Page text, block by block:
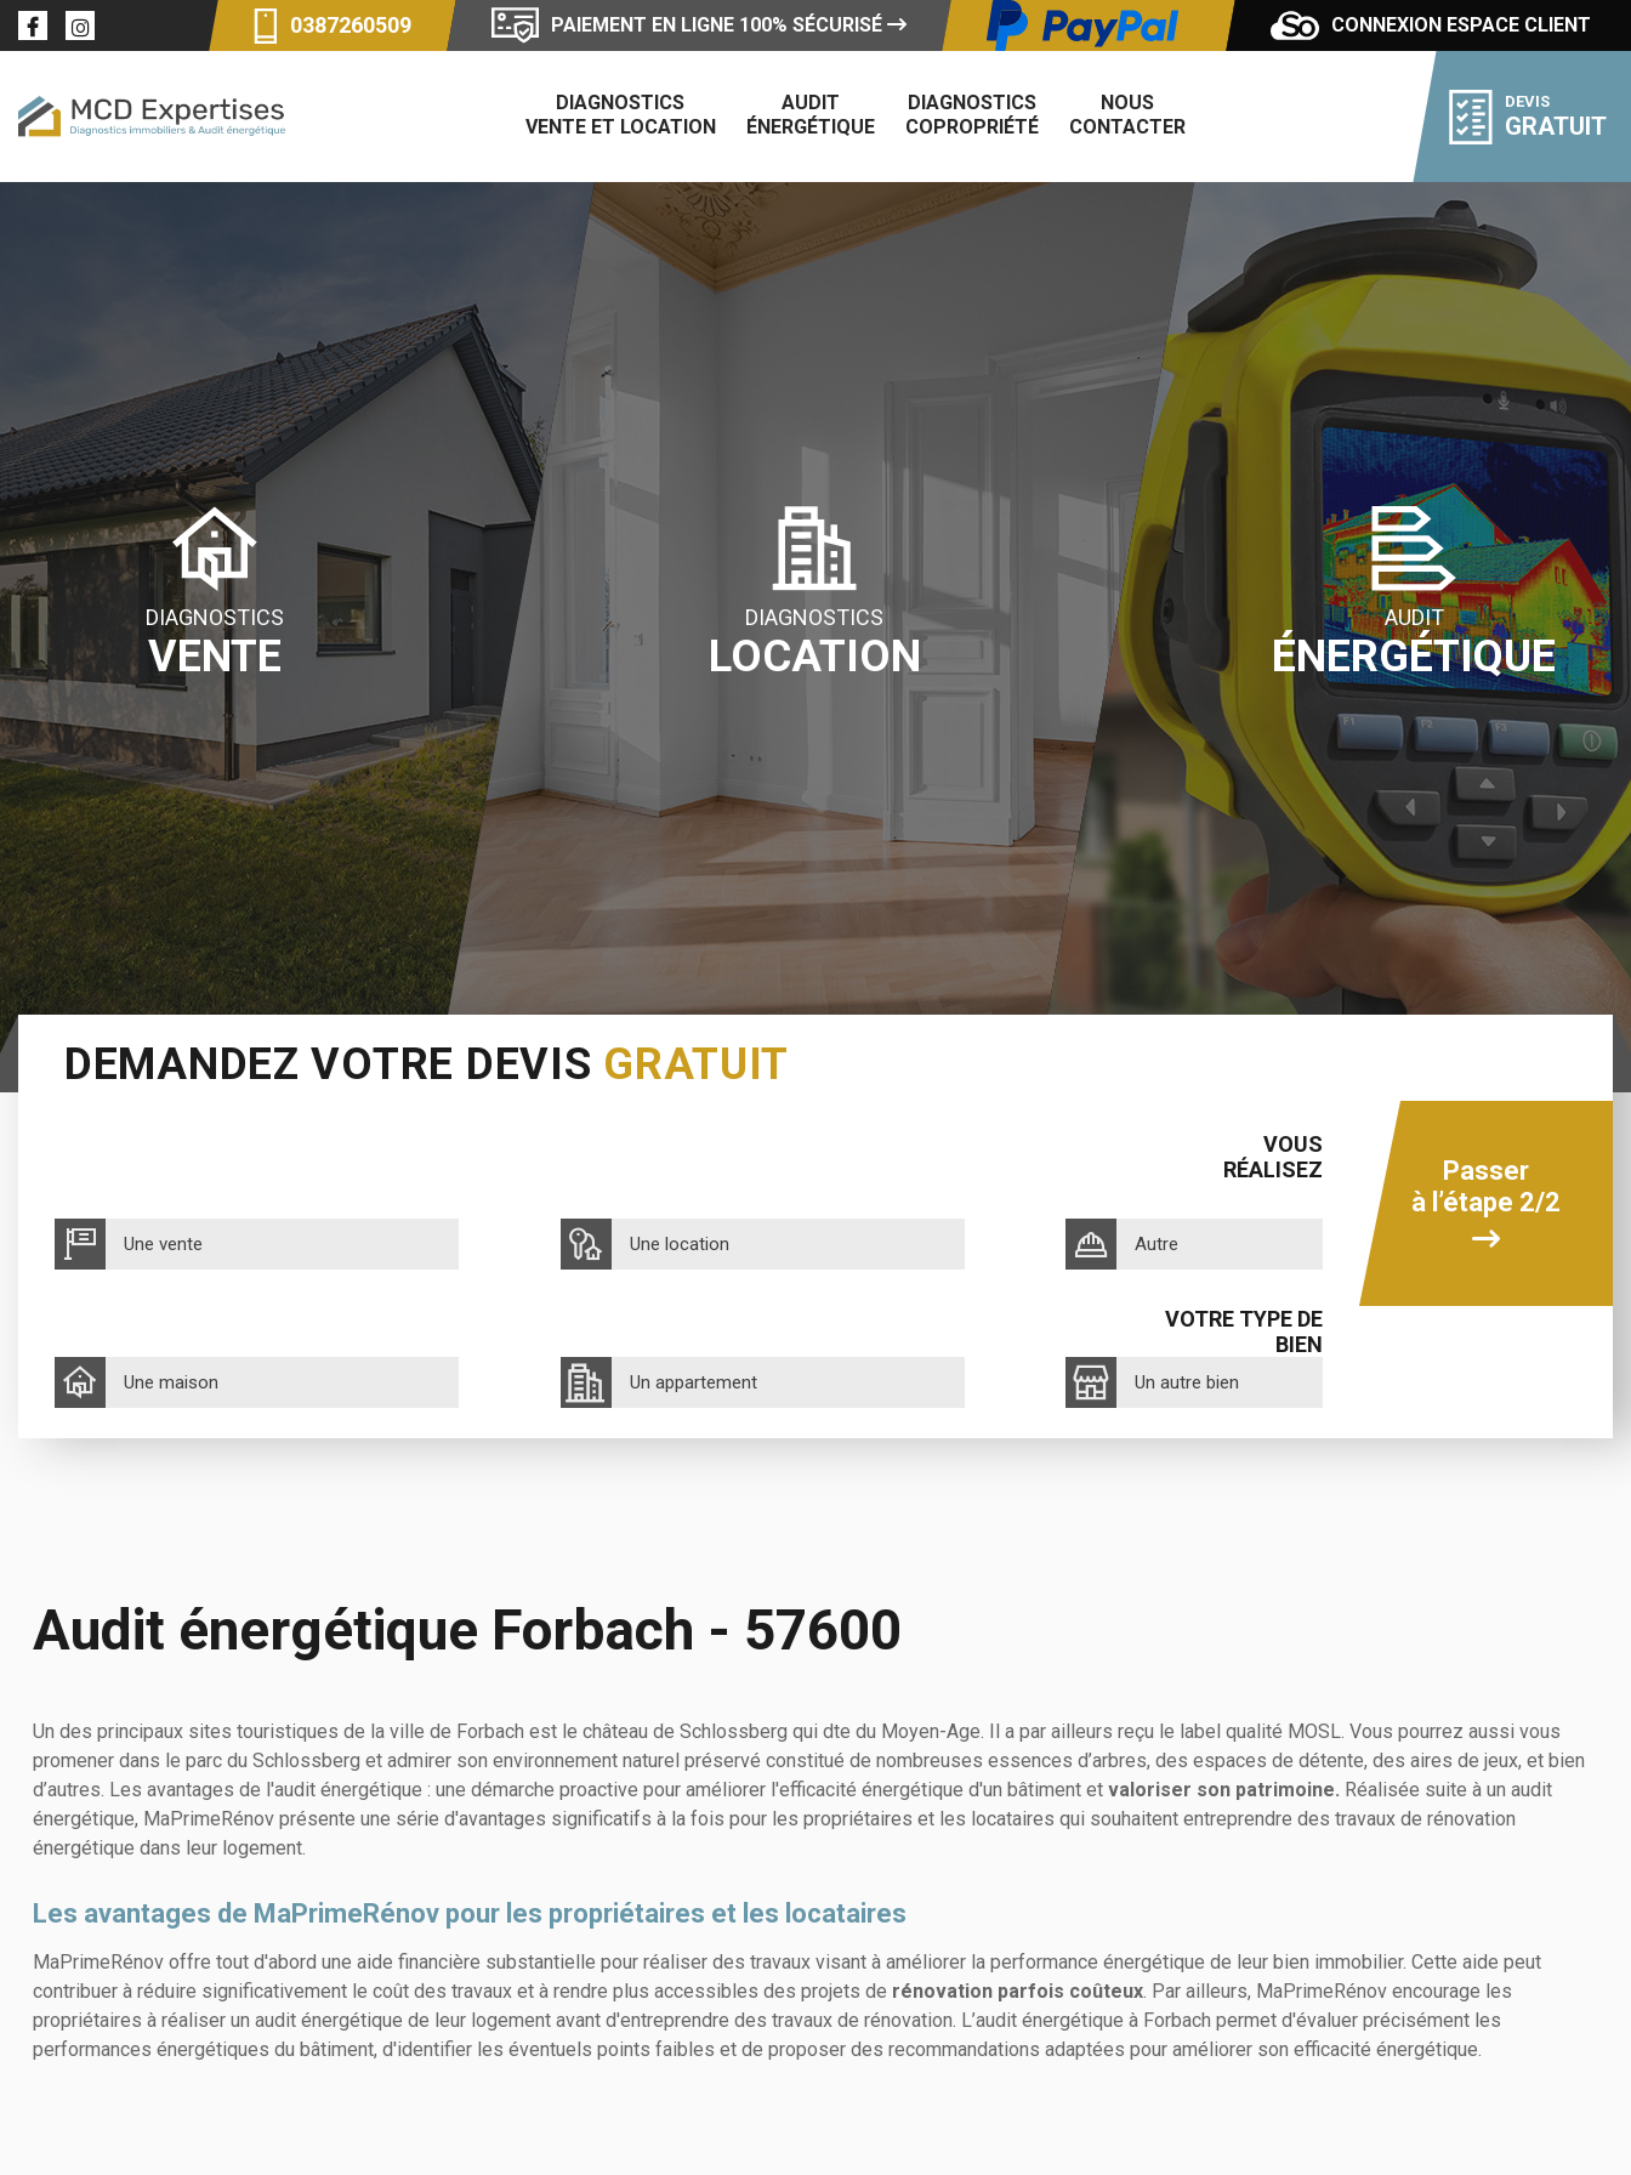
0387260509 PAIEMENT EN LIGNE 100% SÉCURISÉ CONNEXION ESPACE CLIENT
DIAGNOSTICS
VENTE ET LOCATION
AUDIT
ÉNERGÉTIQUE
DIAGNOSTICS
COPROPRIÉTÉ
NOUS
CONTACTER
DEVIS
GRATUIT
DIAGNOSTICS
VENTE
DIAGNOSTICS
LOCATION
AUDIT
ÉNERGÉTIQUE
DEMANDEZ VOTRE DEVIS GRATUIT
VOUS
RÉALISEZ
Une vente Une location Autre
VOTRE TYPE DE
BIEN
Une maison Un appartement Un autre bien
Passer
à l’étape 2/2
Audit énergétique Forbach - 57600
Un des principaux sites touristiques de la ville de Forbach est le château de Schlossberg qui dte du Moyen-Age. Il a par ailleurs reçu le label qualité MOSL. Vous pourrez aussi vous
promener dans le parc du Schlossberg et admirer son environnement naturel préservé constitué de nombreuses essences d’arbres, des espaces de détente, des aires de jeux, et bien
d’autres. Les avantages de l'audit énergétique : une démarche proactive pour améliorer l'efficacité énergétique d'un bâtiment et valoriser son patrimoine. Réalisée suite à un audit
énergétique, MaPrimeRénov présente une série d'avantages significatifs à la fois pour les propriétaires et les locataires qui souhaitent entreprendre des travaux de rénovation
énergétique dans leur logement.
Les avantages de MaPrimeRénov pour les propriétaires et les locataires
MaPrimeRénov offre tout d'abord une aide financière substantielle pour réaliser des travaux visant à améliorer la performance énergétique de leur bien immobilier. Cette aide peut
contribuer à réduire significativement le coût des travaux et à rendre plus accessibles des projets de rénovation parfois coûteux. Par ailleurs, MaPrimeRénov encourage les
propriétaires à réaliser un audit énergétique de leur logement avant d'entreprendre des travaux de rénovation. L’audit énergétique à Forbach permet d'évaluer précisément les
performances énergétiques du bâtiment, d'identifier les éventuels points faibles et de proposer des recommandations adaptées pour améliorer son efficacité énergétique.